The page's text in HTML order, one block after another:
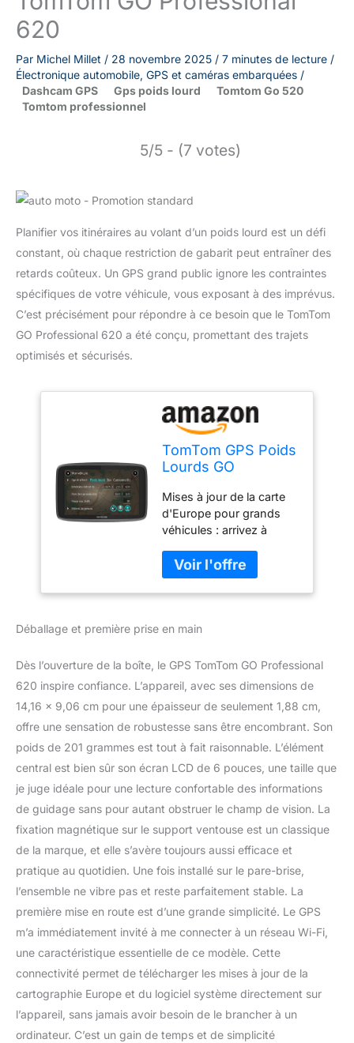
620
Par Michel Millet / 28 novembre 2025 / 7 minutes de lecture /
Électronique automobile, GPS et caméras embarquées /
Dashcam GPS
Gps poids lourd
Tomtom Go 520
Tomtom professionnel
5/5 - (7 votes)
Planifier vos itinéraires au volant d’un poids lourd est un défi
constant, où chaque restriction de gabarit peut entraîner des
retards coûteux. Un GPS grand public ignore les contraintes
spécifiques de votre véhicule, vous exposant à des imprévus.
C’est précisément pour répondre à ce besoin que le TomTom
GO Professional 620 a été conçu, promettant des trajets
optimisés et sécurisés.
TomTom GPS Poids
Lourds GO
6 pouces,
Cartographie
Europe 49, Trafic
via Smartphone
Mises à jour de la carte
d'Europe pour grands
véhicules : arrivez à
aux parcours adaptés
aux caractéristiques de
votre véhicule (taille,
marchandises) Service et
Bluetooth : évitez les
bouchons et profitez
d'heures d'arrivée
précises; soyez informé
en cas de bouchons,
pour savoir quand
ralentir et assurer votre
sécurité Mises à jour via
Wi-Fi : grâce au Wi-Fi
intégré, recevez
régulièrement les mises à
jour de la carte d'Europe
TomTom GO
Professional; plus besoin
d'ordinateur Écran tactile
6" avec fixation : installez
d'un simple clic votre
GPS TomTom GO
Professional sur sa
fixation, puis visualisez
les instructions sur
l'écran très lumineux,
Déballage et première prise en main
Dès l’ouverture de la boîte, le GPS TomTom GO Professional
620 inspire confiance. L’appareil, avec ses dimensions de
14,16 x 9,06 cm pour une épaisseur de seulement 1,88 cm,
offre une sensation de robustesse sans être encombrant. Son
poids de 201 grammes est tout à fait raisonnable. L’élément
central est bien sûr son écran LCD de 6 pouces, une taille que
je juge idéale pour une lecture confortable des informations
de guidage sans pour autant obstruer le champ de vision. La
fixation magnétique sur le support ventouse est un classique
de la marque, et elle s’avère toujours aussi efficace et
pratique au quotidien. Une fois installé sur le pare-brise,
l’ensemble ne vibre pas et reste parfaitement stable. La
première mise en route est d’une grande simplicité. Le GPS
m’a immédiatement invité à me connecter à un réseau Wi-Fi,
une caractéristique essentielle de ce modèle. Cette
connectivité permet de télécharger les mises à jour de la
cartographie Europe et du logiciel système directement sur
l’appareil, sans jamais avoir besoin de le brancher à un
ordinateur. C’est un gain de temps et de simplicité